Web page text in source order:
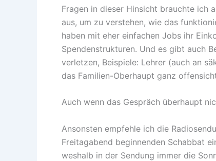
Fragen in dieser Hinsicht brauchte ich
aus, um zu verstehen, wie das
haben mit eher einfachen Jobs ihr
Spendenstrukturen. Und es gibt auch
verletzen, Beispiele: Lehrer (auch an
das Familien-Oberhaupt ganz
Auch wenn das Gespräch überhaupt
Ansonsten empfehle ich die
Freitagabend beginnenden Schabbat
weshalb in der Sendung immer die